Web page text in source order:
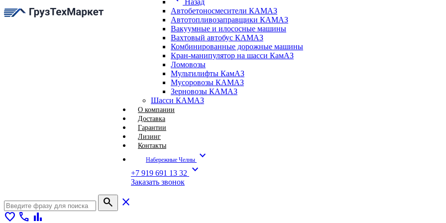
Назад
Автобетоносмесители КАМАЗ
Автотопливозаправщики КАМАЗ
Вакуумные и илососные машины
Вахтовый автобус КАМАЗ
Комбинированные дорожные машины
Кран-манипулятор на шасси КамАЗ
Ломовозы
Мультилифты КамАЗ
Мусоровозы КАМАЗ
Зерновозы КАМАЗ
Шасси КАМАЗ
О компании
Доставка
Гарантии
Лизинг
Контакты
Набережные Челны expand_more
+7 919 691 13 32 expand_more
Заказать звонок
search
close
favorite call bar_chart